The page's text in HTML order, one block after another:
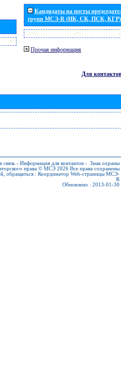
Кандидаты на посты
групп МСЭ-R (ИК, СК, ПСК, КГР)
Прочая информация
Для контактов
связь - Информация для контактов - Знак охраны
права © МСЭ 2026 Все права сохранены
обращаться : Координатор Web-страницы МСЭ-
R
Обновлено : 2013-01-30